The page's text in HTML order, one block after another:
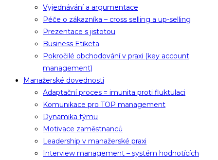
Vyjednávání a argumentace
Péče o zákazníka – cross selling a up-selling
Prezentace s jistotou
Business Etiketa
Pokročilé obchodování v praxi (key account
management)
Manažerské dovednosti
Adaptační proces = imunita proti fluktulaci
Komunikace pro TOP management
Dynamika týmu
Motivace zaměstnanců
Leadership v manažerské praxi
Interview management – systém hodnotících